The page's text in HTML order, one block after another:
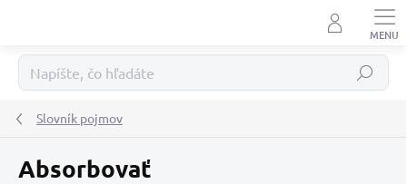
Hľadať
Slovník pojmov
Absorbovať